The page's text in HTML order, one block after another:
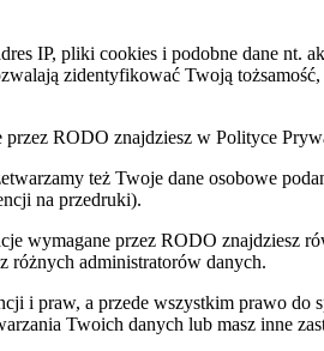
IP, pliki cookies i podobne dane nt.
zidentyfikować Twoją
RODO znajdziesz w Polityce
też Twoje dane osobowe
na przedruki).
wymagane przez RODO znajdziesz
różnych administratorów danych.
i praw, a przede wszystkim prawo
Twoich danych lub masz inne